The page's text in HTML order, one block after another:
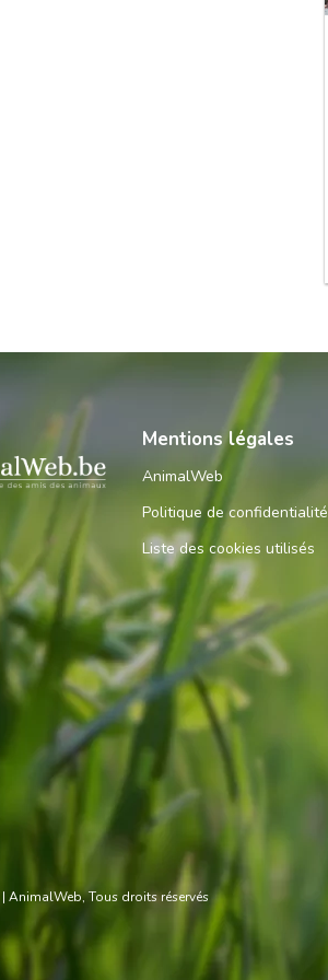
Mentions légales
AnimalWeb
Politique de confidentialité
Liste des cookies utilisés
| AnimalWeb, Tous droits réservés